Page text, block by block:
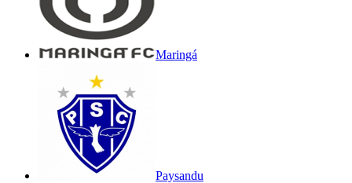
Maringá
Paysandu